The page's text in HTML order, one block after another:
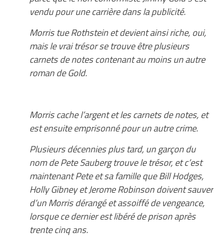
vendu pour une carrière dans la publicité.
Morris tue Rothstein et devient ainsi riche, oui,
mais le vrai trésor se trouve être plusieurs
carnets de notes contenant au moins un autre
roman de Gold.
Morris cache l’argent et les carnets de notes, et
est ensuite emprisonné pour un autre crime.
Plusieurs décennies plus tard, un garçon du
nom de Pete Sauberg trouve le trésor, et c’est
maintenant Pete et sa famille que Bill Hodges,
Holly Gibney et Jerome Robinson doivent sauver
d’un Morris dérangé et assoiffé de vengeance,
lorsque ce dernier est libéré de prison après
trente cinq ans.